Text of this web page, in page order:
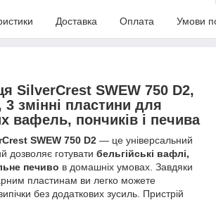
Доставка Оплата Умови
SilverCrest SWEW 750 D2,
3 змінні пластини для
вафель, пончиків і печива
SWEW 750 D2 — це універсальний
дозволяє готувати бельгійські вафлі,
печиво в домашніх умовах. Завдяки
пластинам ви легко можете
без додаткових зусиль. Пристрій